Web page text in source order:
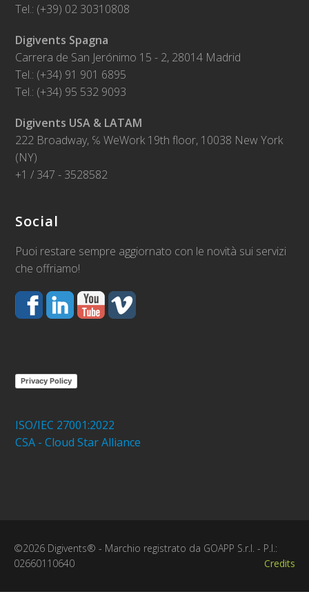
Tel.: (+39) 02 30310808
Digivents Spagna
Carrera de San Jerónimo 15 - 2, 28014 Madrid
Tel.: (+34) 91 901 6895
Tel.: (+34) 95 532 9093
Digivents USA & LATAM
222 Broadway, ℅ WeWork 19th floor, 10038 New York
(NY)
+1 / 347 - 3528582
Social
Puoi restare sempre aggiornato con le novità sui servizi
che offriamo!
Privacy Policy
ISO/IEC 27001:2022
CSA - Cloud Star Alliance
©2026 Digivents® - Marchio registrato da GOAPP S.r.l. - P.I.:
02660110640
Credits